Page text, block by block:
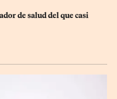
de salud del que casi